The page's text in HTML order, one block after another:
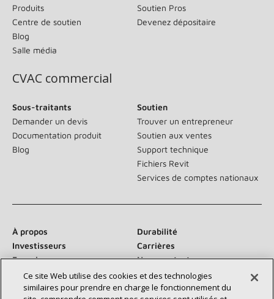
Produits
Centre de soutien
Blog
Salle média
Soutien Pros
Devenez dépositaire
CVAC commercial
Sous-traitants
Demander un devis
Documentation produit
Blog
Soutien
Trouver un entrepreneur
Soutien aux ventes
Support technique
Fichiers Revit
Services de comptes nationaux
À propos
Durabilité
Investisseurs
Carrières
Fournisseurs
Nous contacter
Salle de presse
Ce site Web utilise des cookies et des technologies
similaires pour prendre en charge le fonctionnement du